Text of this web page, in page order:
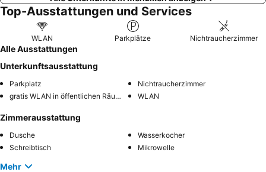
Top-Ausstattungen und Services
WLAN Parkplätze Nichtraucherzimmer
Alle Ausstattungen
Unterkunftsausstattung
Parkplatz
Nichtraucherzimmer
gratis WLAN in öffentlichen Räumen
WLAN
Zimmerausstattung
Dusche
Wasserkocher
Schreibtisch
Mikrowelle
Mehr